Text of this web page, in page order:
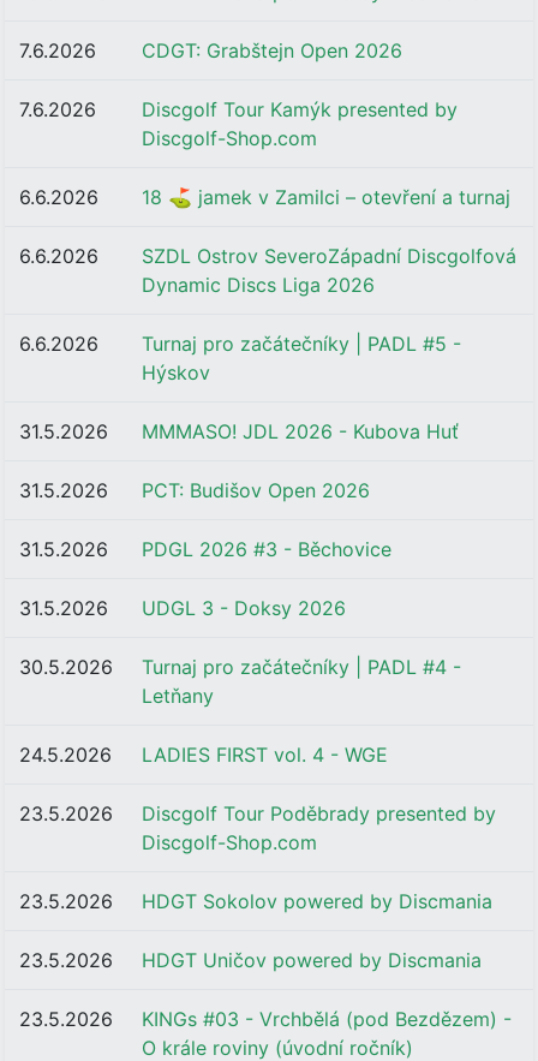
7.6.2026 CDGT: Grabštejn Open 2026
7.6.2026
Discgolf Tour Kamýk presented by
Discgolf-Shop.com
6.6.2026 18 ⛳ jamek v Zamilci – otevření a turnaj
6.6.2026
SZDL Ostrov SeveroZápadní Discgolfová
Dynamic Discs Liga 2026
6.6.2026
Turnaj pro začátečníky | PADL #5 -
Hýskov
31.5.2026 MMMASO! JDL 2026 - Kubova Huť
31.5.2026 PCT: Budišov Open 2026
31.5.2026 PDGL 2026 #3 - Běchovice
31.5.2026 UDGL 3 - Doksy 2026
30.5.2026
Turnaj pro začátečníky | PADL #4 -
Letňany
24.5.2026 LADIES FIRST vol. 4 - WGE
23.5.2026
Discgolf Tour Poděbrady presented by
Discgolf-Shop.com
23.5.2026 HDGT Sokolov powered by Discmania
23.5.2026 HDGT Uničov powered by Discmania
23.5.2026
KINGs #03 - Vrchbělá (pod Bezdězem) -
O krále roviny (úvodní ročník)